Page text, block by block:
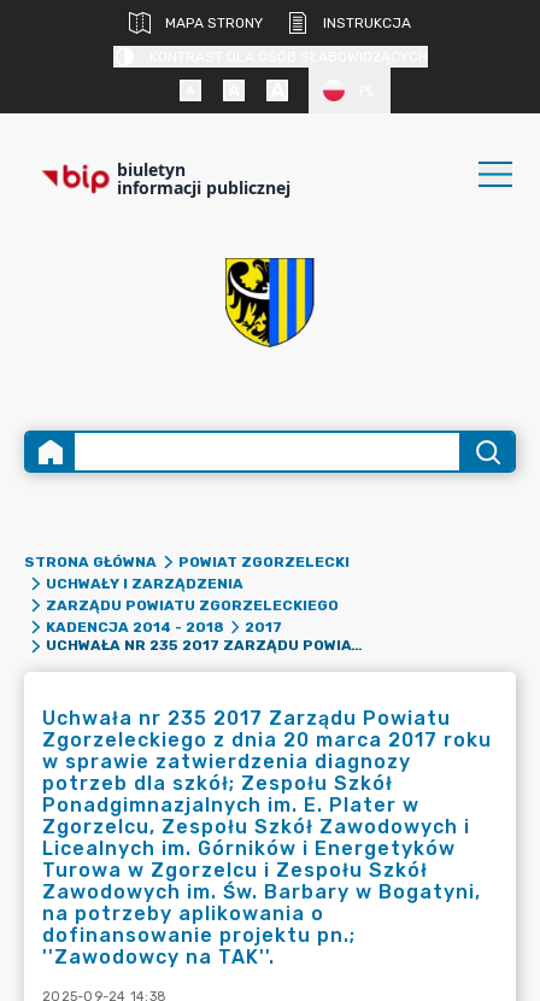
MAPA STRONY
INSTRUKCJA
biuletyn
informacji publicznej
STRONA GŁÓWNA
POWIAT ZGORZELECKI
UCHWAŁY I ZARZĄDZENIA
ZARZĄDU POWIATU ZGORZELECKIEGO
KADENCJA 2014 - 2018
2017
UCHWAŁA NR 235 2017 ZARZĄDU POWIATU ZGORZELECKIEGO Z DNIA 20 MARCA 2017 ROKU W SPRAWIE ZATWIERDZENIA DIAGNOZY POTRZEB DLA SZKÓŁ; ZESPOŁU SZKÓŁ PONADGIMNAZJALNYCH IM. E. PLATER W ZGORZELCU, ZESPOŁU SZKÓŁ ZAWODOWYCH I LICEALNYCH IM. GÓRNIKÓW I ENERGETYKÓW TUROWA W ZGORZELCU I ZESPOŁU SZKÓŁ ZAWODOWYCH IM. ŚW. BARBARY W BOGATYNI, NA POTRZEBY APLIKOWANIA O DOFINANSOWANIE PROJEKTU PN.; ''ZAWODOWCY NA TAK''.
Uchwała nr 235 2017 Zarządu Powiatu
Zgorzeleckiego z dnia 20 marca 2017 roku
w sprawie zatwierdzenia diagnozy
potrzeb dla szkół; Zespołu Szkół
Ponadgimnazjalnych im. E. Plater w
Zgorzelcu, Zespołu Szkół Zawodowych i
Licealnych im. Górników i Energetyków
Turowa w Zgorzelcu i Zespołu Szkół
Zawodowych im. Św. Barbary w Bogatyni,
na potrzeby aplikowania o
dofinansowanie projektu pn.;
''Zawodowcy na TAK''.
2025-09-24 14:38